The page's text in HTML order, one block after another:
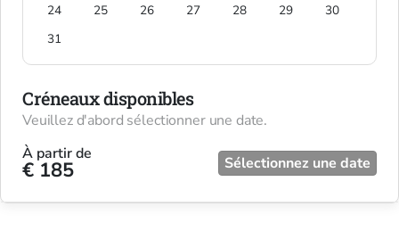
24
25 26 27 28 29
30
31
Créneaux disponibles
Veuillez d'abord sélectionner une date.
À partir de
€ 185 Sélectionnez une date